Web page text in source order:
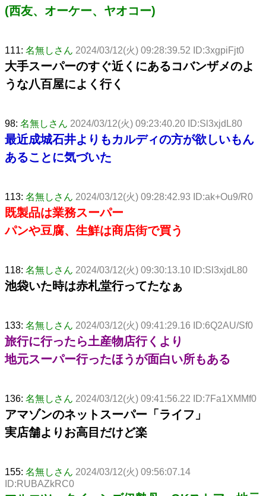
(西友、オーケー、ヤオコー)
111: 名無しさん 2024/03/12(火) 09:28:39.52 ID:3xgpiFjt0
大手スーパーのすぐ近くにあるコバンザメのよ
うな八百屋によく行く
98: 名無しさん 2024/03/12(火) 09:23:40.20 ID:Sl3xjdL80
最近成城石井よりもカルディの方が欲しいもん
あることに気づいた
113: 名無しさん 2024/03/12(火) 09:28:42.93 ID:ak+Ou9/R0
既製品は業務スーパー
パンや豆腐、生鮮は商店街で買う
118: 名無しさん 2024/03/12(火) 09:30:13.10 ID:Sl3xjdL80
池袋いた時は赤札堂行ってたなぁ
133: 名無しさん 2024/03/12(火) 09:41:29.16 ID:6Q2AU/Sf0
旅行に行ったら土産物店行くより
地元スーパー行ったほうが面白い所もある
136: 名無しさん 2024/03/12(火) 09:41:56.22 ID:7Fa1XMMf0
アマゾンのネットスーパー「ライフ」
実店舗よりお高目だけど楽
155: 名無しさん 2024/03/12(火) 09:56:07.14
ID:RUBAZkRC0